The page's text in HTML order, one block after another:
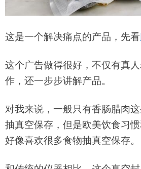
这是一个解决痛点的产品，先看
这个广告做得很好，不仅有真
作，还一步步讲解产品。
对我来说，一般只有香肠腊肉
抽真空保存，但是欧美饮食习
好像喜欢很多食物抽真空保存。